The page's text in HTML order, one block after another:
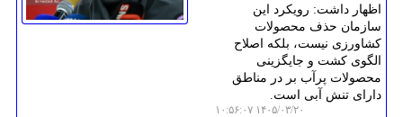
اظهار داشت: رویکرد این
سازمان حذف محصولات
کشاورزی نیست، بلکه اصلاح
الگوی کشت و جایگزینی
محصولات پرآب بر در مناطق
دارای تنش آبی است.
۱۴۰۵/۰۳/۲۰ ۱۰:۵۶:۰۷